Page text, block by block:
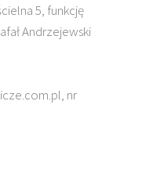
5, funkcję
Andrzejewski
nr